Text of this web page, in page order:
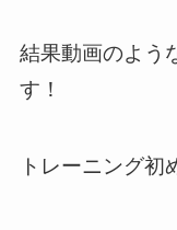
結果動画のよう
す！
トレーニング初